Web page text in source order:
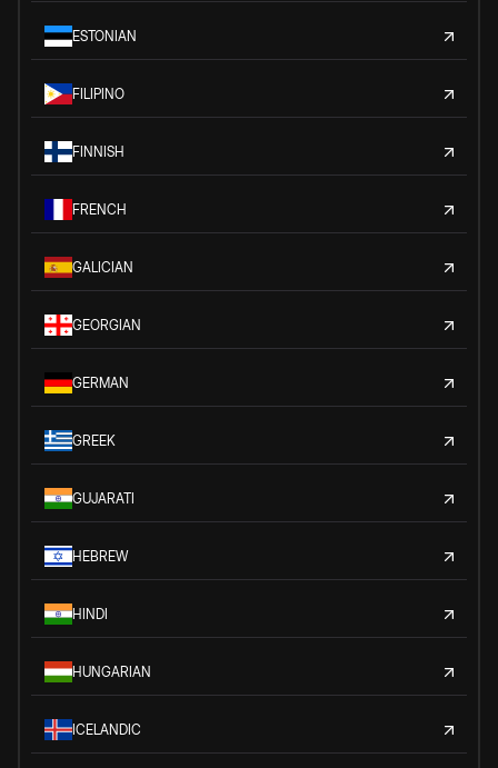
ESTONIAN
FILIPINO
FINNISH
FRENCH
GALICIAN
GEORGIAN
GERMAN
GREEK
GUJARATI
HEBREW
HINDI
HUNGARIAN
ICELANDIC